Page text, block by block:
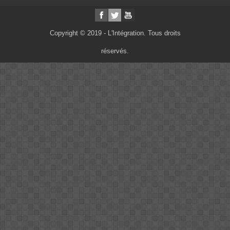
Copyright © 2019 - L'Intégration. Tous droits
réservés.